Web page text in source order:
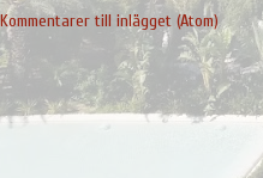
Kommentarer till inlägget (Atom)